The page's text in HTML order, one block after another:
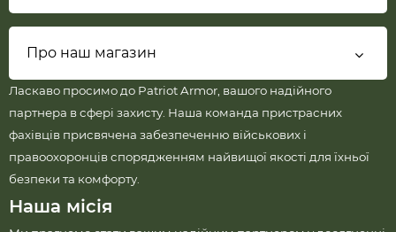
Про наш магазин
Ласкаво просимо до Patriot Armor, вашого надійного
партнера в сфері захисту. Наша команда пристрасних
фахівців присвячена забезпеченню військових і
правоохоронців спорядженням найвищої якості для їхньої
безпеки та комфорту.
Наша місія